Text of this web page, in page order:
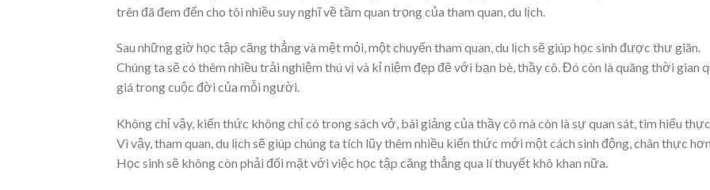
trên đã đem đến cho tôi nhiều suy nghĩ về tầm quan trọng của tham quan, du lịch.
Sau những giờ học tập căng thẳng và mệt mỏi, một chuyến tham quan, du lịch sẽ giúp học sinh được thư giãn.
Chúng ta sẽ có thêm nhiều trải nghiệm thú vị và kỉ niệm đẹp đẽ với bạn bè, thầy cô. Đó còn là quãng thời gian
giá trong cuộc đời của mỗi người.
Không chỉ vậy, kiến thức không chỉ có trong sách vở, bài giảng của thầy cô mà còn là sự quan sát, tìm hiểu
Vì vậy, tham quan, du lịch sẽ giúp chúng ta tích lũy thêm nhiều kiến thức mới một cách sinh động, chân thực
Học sinh sẽ không còn phải đối mặt với việc học tập căng thẳng qua lí thuyết khô khan nữa.